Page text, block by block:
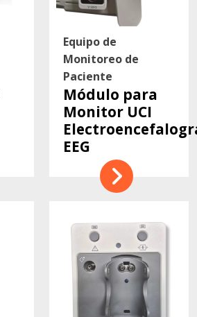
Equipo de
Monitoreo de
Paciente
Módulo para
Monitor UCI
EEG